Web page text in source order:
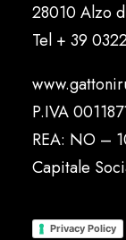
28010 Alzo
Tel + 39
P.IVA
REA: NO –
Capitale
Privacy Policy